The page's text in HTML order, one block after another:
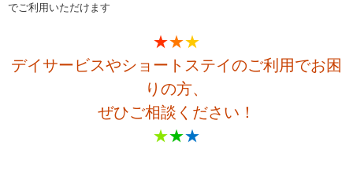
でご利用いただけます
★★★
デイサービスやショートステイのご利用でお困
りの方、
ぜひご相談ください！
★★★